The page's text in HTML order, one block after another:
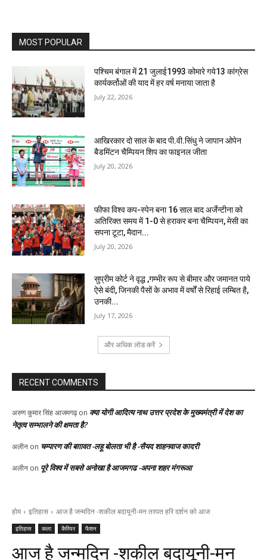
MOST POPULAR
पश्चिम बंगाल में 21 जुलाई1993 कोमारे गये13 कांग्रेस
कार्यकर्तोओं की याद में हर वर्ष मनाया जाता है
July 22, 2026
आखिरकार दो साल के बाद पी.वी.सिंधु ने जापान ओपेन
बैडमिंटन चैम्पियन शिप का फाइनल जीता
July 20, 2026
फीफा विश्व कप-स्पेन बना 16 साल बाद अर्जेन्टीना को
अतिरिक्त समय में 1-0 से हराकर बना चैम्पियन, मेसी का
सपना टूटा, मैदान...
July 20, 2026
सुप्रीम कोर्ट ने वृद्ध ,गम्भीर रूप से बीमार और जमानत पाये
ऐसे बंदी, जिनकी पैसों के अभाव में वर्षों से रिहाई लम्बित है,
उनकी...
July 17, 2026
और अधिक लोड करें
RECENT COMMENTS
अरुण कुमार सिंह आजमगढ़on क्या योगी आदित्य नाथ उत्तर प्रदेश के मुख्यमंत्री में देश का
नेतृत्व सम्भालने की क्षमता है?
अलीन on चम्पारण की बग़ावत -लहू बोलता भी है -सैयद शाहनवाज कादरी
अलीन on पूरे विश्व में सबसे अनोखा है आजमगढ -अपना शहर मंगरूआ